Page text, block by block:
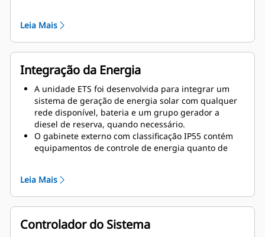
Leia Mais
Integração da Energia
A unidade ETS foi desenvolvida para integrar um
sistema de geração de energia solar com qualquer
rede disponível, bateria e um grupo gerador a
diesel de reserva, quando necessário.
O gabinete externo com classificação IP55 contém
equipamentos de controle de energia quanto de
a rede e a energia solar são insuficientes ou não
estão disponíveis.
Leia Mais
Controlador do Sistema